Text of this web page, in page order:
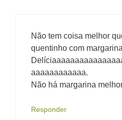
Não tem coisa melhor
quentinho com margarina
aaaaaaaaaaaa.
Não há margarina
Responder